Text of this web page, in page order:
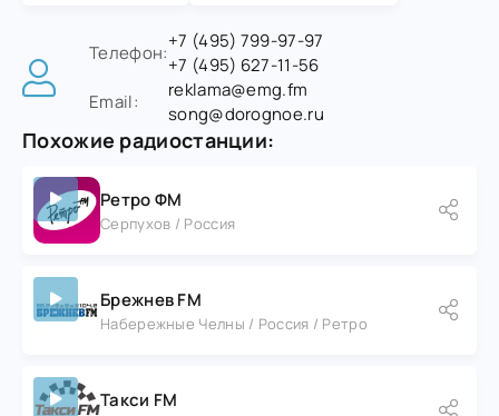
Телефон:
+7 (495) 799-97-97
+7 (495) 627-11-56
Email:
reklama@emg.fm
song@dorognoe.ru
Похожие радиостанции:
Ретро ФМ
Серпухов / Россия
Брежнев FM
Набережные Челны / Россия / Ретро
Такси FM